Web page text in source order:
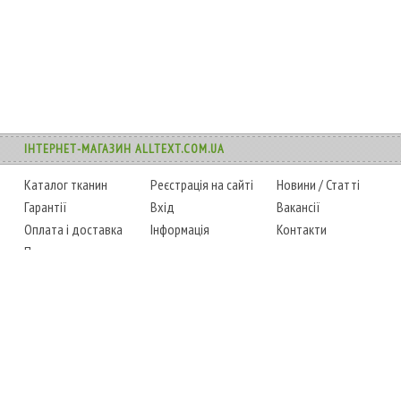
ІНТЕРНЕТ-МАГАЗИН ALLTEXT.COM.UA
Каталог тканин
Гарантії
Оплата і доставка
Повернення товару
Реєстрація на сайті
Вхід
Інформація
Новини /Статті
Вакансії
Контакти